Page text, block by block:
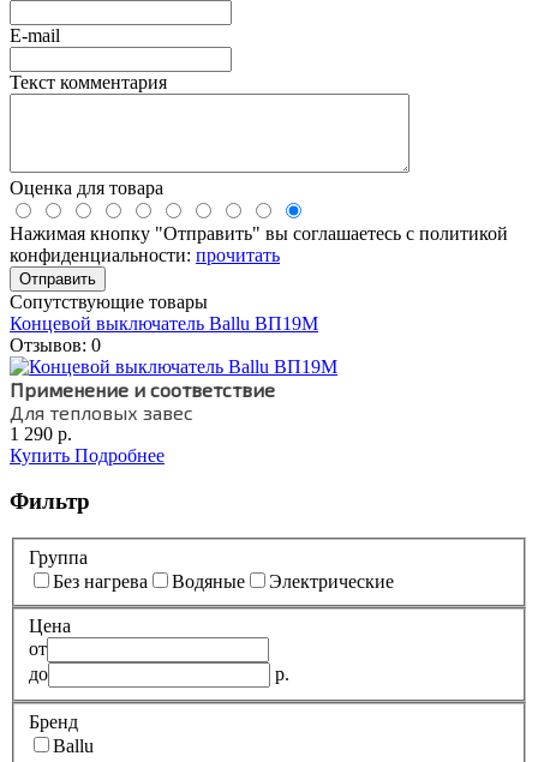
E-mail
Текст комментария
Оценка для товара
Нажимая кнопку "Отправить" вы соглашаетесь с политикой
конфиденциальности: прочитать
Сопутствующие товары
Концевой выключатель Ballu ВП19М
Отзывов: 0
Применение и соответствие
Для тепловых завес
1 290 р.
Купить Подробнее
Фильтр
Группа
Без нагрева
Водяные Электрические
Цена
от
до
р.
Бренд
Ballu